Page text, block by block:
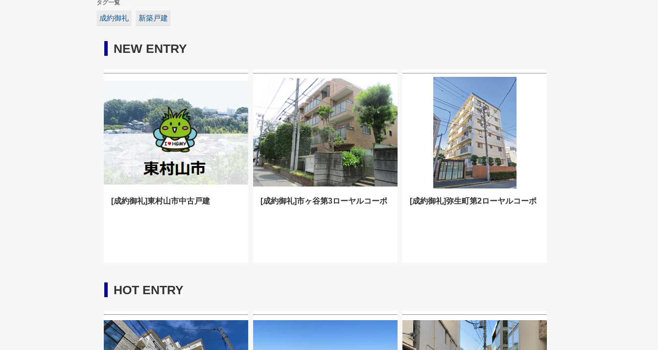
タグ一覧
成約御礼 新築戸建
NEW ENTRY
[成約御礼]東村山市中古戸建 [成約御礼]市ヶ谷第3ローヤルコーポ [成約御礼]弥生町第2ローヤルコーポ
HOT ENTRY